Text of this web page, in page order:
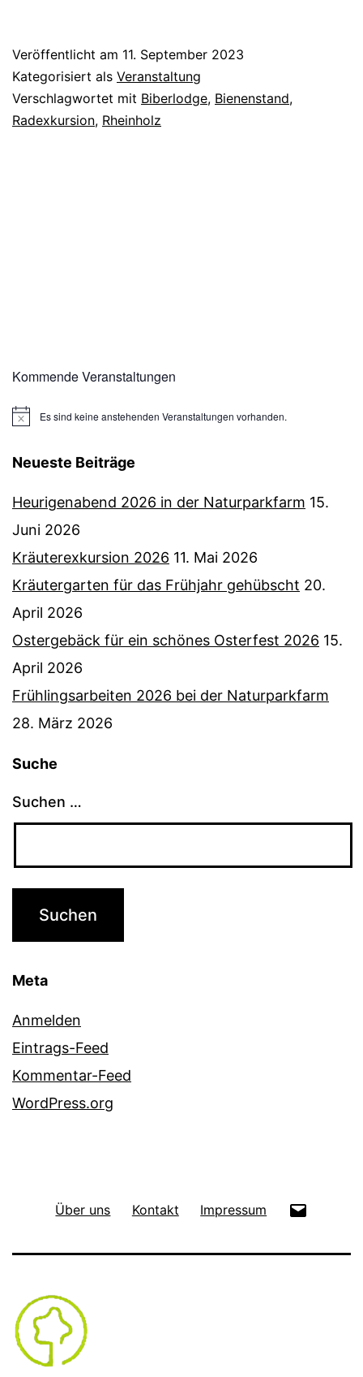
Biberlodge
Veröffentlicht am 11. September 2023
Kategorisiert als Veranstaltung
Verschlagwortet mit Biberlodge, Bienenstand,
Radexkursion, Rheinholz
Kommende Veranstaltungen
HinweisEs sind keine anstehenden Veranstaltungen vorhanden.
Neueste Beiträge
Heurigenabend 2026 in der Naturparkfarm 15.
Juni 2026
Kräuterexkursion 2026 11. Mai 2026
Kräutergarten für das Frühjahr gehübscht 20.
April 2026
Ostergebäck für ein schönes Osterfest 2026 15.
April 2026
Frühlingsarbeiten 2026 bei der Naturparkfarm
28. März 2026
Suche
Suchen …
Meta
Anmelden
Eintrags-Feed
Kommentar-Feed
WordPress.org
Über uns Kontakt Impressum